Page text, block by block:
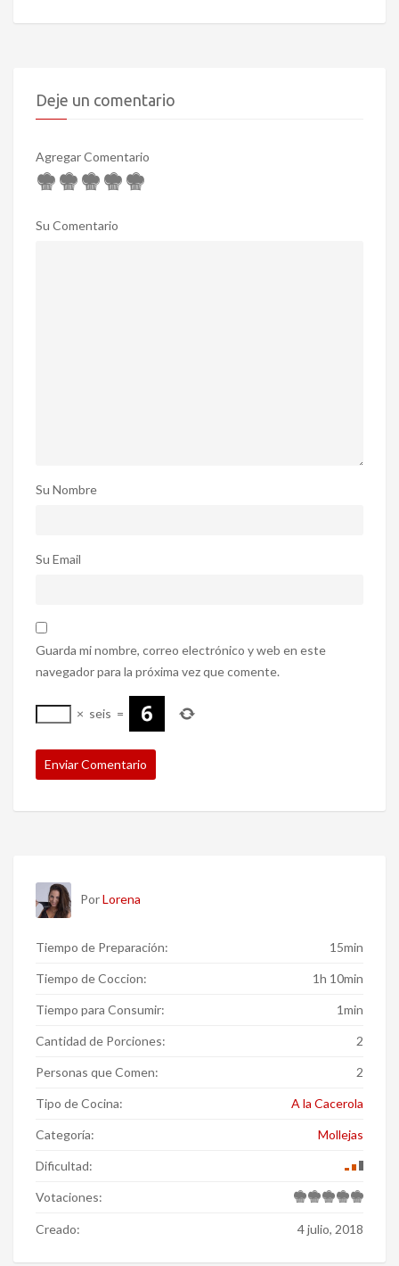
Deje un comentario
Agregar Comentario
Su Comentario
Su Nombre
Su Email
Guarda mi nombre, correo electrónico y web en este
navegador para la próxima vez que comente.
× seis =
PorLorena
Tiempo de Preparación: 15min
Tiempo de Coccion: 1h 10min
Tiempo para Consumir: 1min
Cantidad de Porciones: 2
Personas que Comen: 2
Tipo de Cocina: A la Cacerola
Categoría: Mollejas
Dificultad:
Votaciones:
Creado: 4 julio, 2018